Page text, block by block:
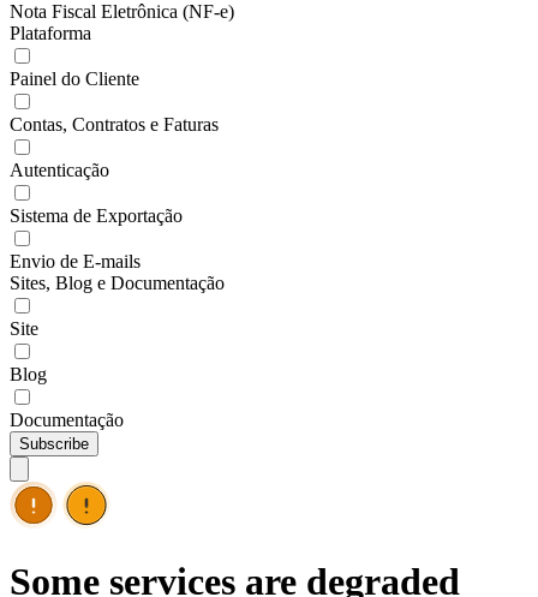
Nota Fiscal Eletrônica (NF-e)
Plataforma
Painel do Cliente
Contas, Contratos e Faturas
Autenticação
Sistema de Exportação
Envio de E-mails
Sites, Blog e Documentação
Site
Blog
Documentação
Subscribe
Some services are degraded